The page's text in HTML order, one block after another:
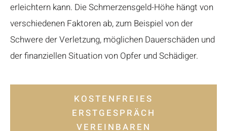
erleichtern kann. Die Schmerzensgeld-Höhe hängt von
verschiedenen Faktoren ab, zum Beispiel von der
Schwere der Verletzung, möglichen Dauerschäden und
der finanziellen Situation von Opfer und Schädiger.
KOSTENFREIES
ERSTGESPRÄCH
VEREINBAREN